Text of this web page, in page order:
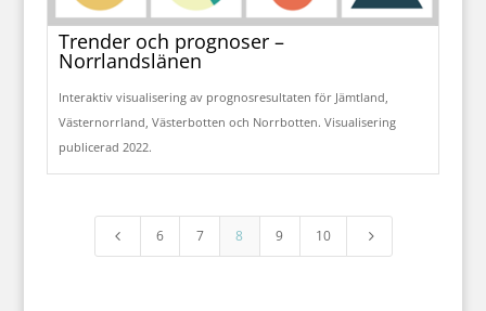
Trender och prognoser –
Norrlandslänen
Interaktiv visualisering av prognosresultaten för Jämtland,
Västernorrland, Västerbotten och Norrbotten. Visualisering
publicerad 2022.
4 6 7 8 9 10 5